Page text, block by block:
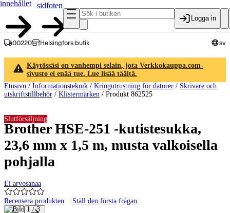
innehållet
sidfoten
Logga in
00220 Helsingfors butik sv
Käytössäsi on vanhempi selain, jota Verkkokauppa.com-
sivusto ei enää tue. Lue lisää täältä.
Etusivu / Informationsteknik / Kringutrustning för datorer / Skrivare och
utskriftstillbehör / Klistermärken / Produkt 862525
Brother HSE-251 -kutistesukka,
23,6 mm x 1,5 m, musta valkoisella
pohjalla
Ei arvosanaa
Recensera produkten Ställ den första frågan
Slutförsäljning